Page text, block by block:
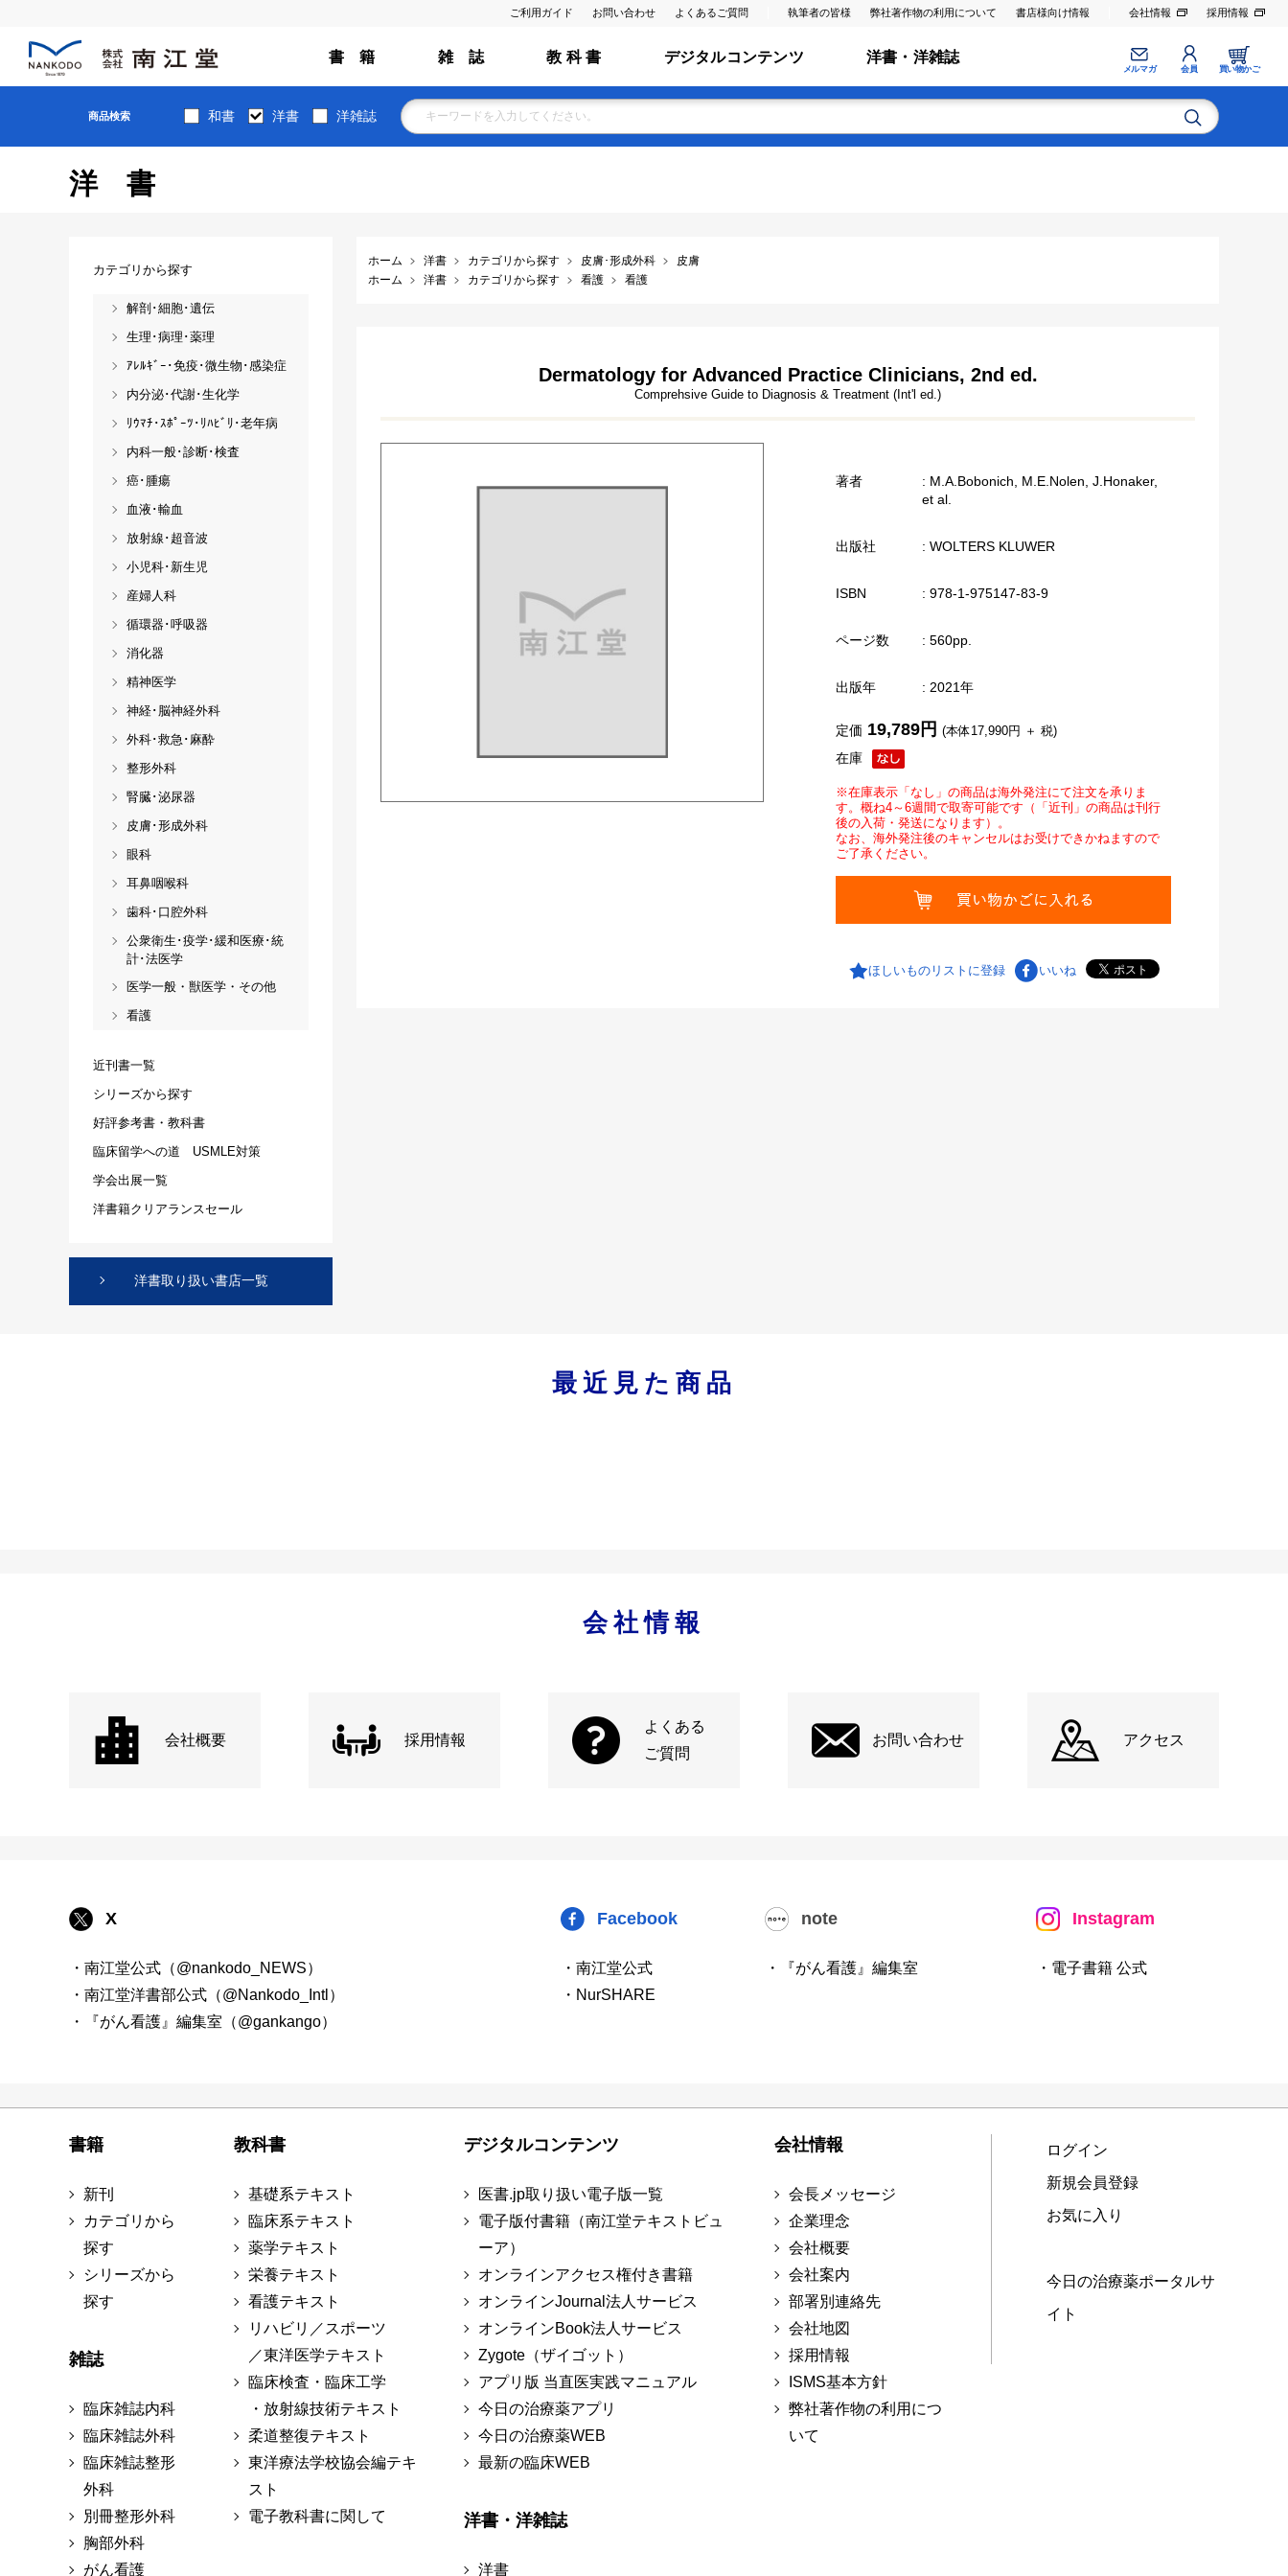
ご利用ガイド お問い合わせ よくあるご質問 執筆者の皆様 弊社著作物の利用について 書店様向け情報 会社情報 採用情報
書 籍 雑 誌 教 科 書 デジタルコンテンツ 洋書・洋雑誌
メルマガ 会員 買い物かご
商品検索 和書 洋書 洋雑誌
洋書
ホーム 洋書 カテゴリから探す 皮膚･形成外科
皮膚
ホーム
洋書 カテゴリから探す 看護 看護
Dermatology for Advanced Practice Clinicians, 2nd ed.
Comprehsive Guide to Diagnosis & Treatment (Int'l ed.)
著者
: M.A.Bobonich, M.E.Nolen, J.Honaker,
et al.
出版社 : WOLTERS KLUWER
ISBN : 978-1-975147-83-9
ページ数 : 560pp.
出版年 : 2021年
在庫
定価 19,789円 (本体17,990円 ＋ 税)
※在庫表示「なし」の商品は海外発注にて注文を承りま
す。概ね4～6週間で取寄可能です（「近刊」の商品は刊行
後の入荷・発送になります）。
なお、海外発注後のキャンセルはお受けできかねますので
ご了承ください。
ほしいものリストに登録 いいね
カテゴリから探す
解剖･細胞･遺伝
生理･病理･薬理
ｱﾚﾙｷﾞｰ･免疫･微生物･感染症
内分泌･代謝･生化学
ﾘｳﾏﾁ･ｽﾎﾟｰﾂ･ﾘﾊﾋﾞﾘ･老年病
内科一般･診断･検査
癌･腫瘍
血液･輸血
放射線･超音波
小児科･新生児
産婦人科
循環器･呼吸器
消化器
精神医学
神経･脳神経外科
外科･救急･麻酔
整形外科
腎臓･泌尿器
皮膚･形成外科
眼科
耳鼻咽喉科
歯科･口腔外科
公衆衛生･疫学･緩和医療･統
計･法医学
医学一般・獣医学・その他
看護
近刊書一覧
シリーズから探す
好評参考書・教科書
臨床留学への道 USMLE対策
学会出展一覧
洋書籍クリアランスセール
洋書取り扱い書店一覧
最近見た商品
会社情報
会社概要 採用情報
よくある
ご質問
お問い合わせ アクセス
X
・南江堂公式（@nankodo_NEWS）
・南江堂洋書部公式（@Nankodo_Intl）
・『がん看護』編集室（@gankango）
Facebook
・南江堂公式
・NurSHARE
note
・『がん看護』編集室
Instagram
・電子書籍 公式
書籍
新刊
カテゴリから
探す
シリーズから
探す
雑誌
臨床雑誌内科
臨床雑誌外科
臨床雑誌整形
外科
別冊整形外科
胸部外科
がん看護
教科書
基礎系テキスト
臨床系テキスト
薬学テキスト
栄養テキスト
看護テキスト
リハビリ／スポーツ
／東洋医学テキスト
臨床検査・臨床工学
・放射線技術テキスト
柔道整復テキスト
東洋療法学校協会編テキ
スト
電子教科書に関して
デジタルコンテンツ
医書.jp取り扱い電子版一覧
電子版付書籍（南江堂テキストビュ
ーア）
オンラインアクセス権付き書籍
オンラインJournal法人サービス
オンラインBook法人サービス
Zygote（ザイゴット）
アプリ版 当直医実践マニュアル
今日の治療薬アプリ
今日の治療薬WEB
最新の臨床WEB
洋書・洋雑誌
洋書
会社情報
会長メッセージ
企業理念
会社概要
会社案内
部署別連絡先
会社地図
採用情報
ISMS基本方針
弊社著作物の利用につ
いて
ログイン
新規会員登録
お気に入り
今日の治療薬ポータルサ
イト